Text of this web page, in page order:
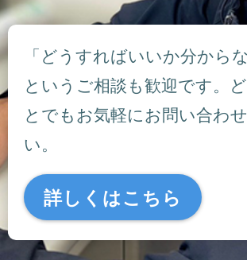
「どうすればいいか分から
というご相談も歓迎です。
とでもお気軽にお問い合わ
い。
詳しくはこちら